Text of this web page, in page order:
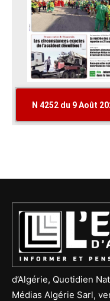
d’Algérie, Quotidien
Médias Algérie Sarl,